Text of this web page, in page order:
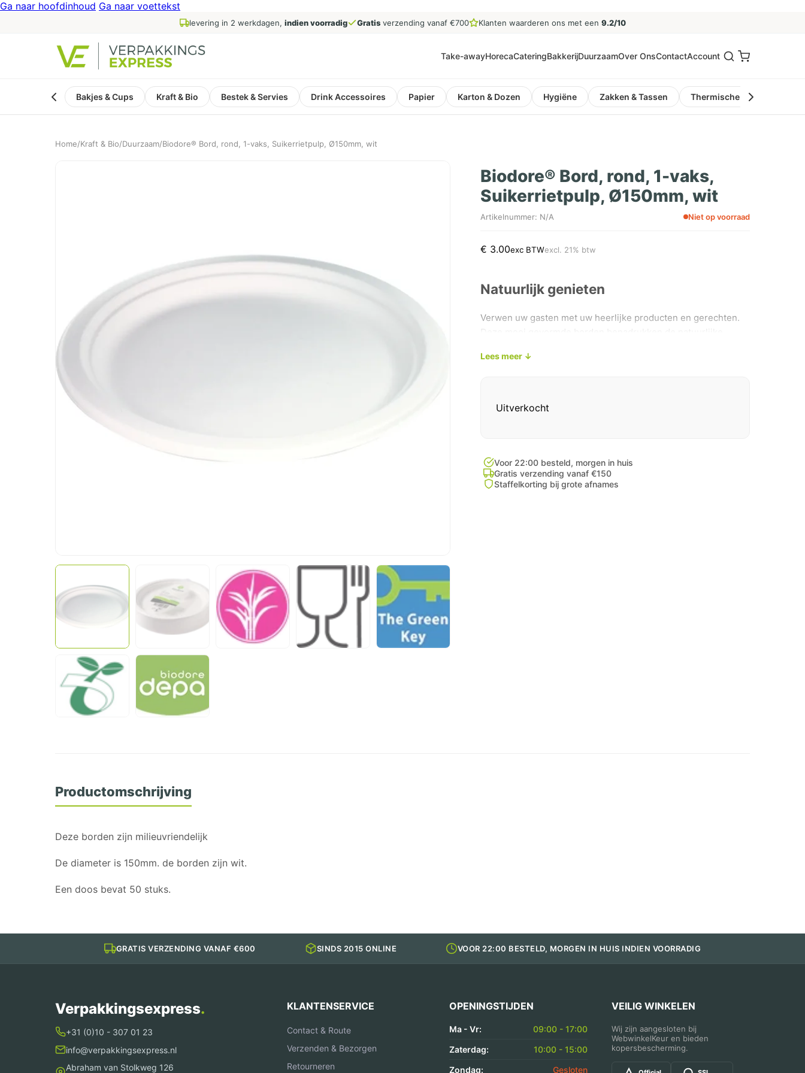
Ga naar hoofdinhoud Ga naar voettekst
levering in 2 werkdagen, indien voorradig Gratisverzending vanaf €700 Klanten waarderen ons met een 9.2/10
Take-awayHorecaCateringBakkerijDuurzaamOver OnsContactAccount
Bakjes & Cups Kraft & Bio Bestek & Servies Drink Accessoires Papier Karton & Dozen Hygiëne Zakken & Tassen Thermische Kassa- en
Home/Kraft & Bio/Duurzaam/Biodore® Bord, rond, 1-vaks, Suikerrietpulp, Ø150mm, wit
Biodore® Bord, rond, 1-vaks,
Suikerrietpulp, Ø150mm, wit
Artikelnummer: N/A Niet op voorraad
€ 3.00exc BTWexcl. 21% btw
Natuurlijk genieten
Verwen uw gasten met uw heerlijke producten en gerechten.
Deze mooi gevormde borden benadrukken de natuurlijke
genieten van je maaltijden op een duurzame manier.
barbecues of op campings. De Biodore bord is beschikbaar in
diverse maten.
Lees meer ↓
Uitverkocht
Voor 22:00 besteld, morgen in huis
Gratis verzending vanaf €150
Staffelkorting bij grote afnames
Productomschrijving
Deze borden zijn milieuvriendelijk
De diameter is 150mm. de borden zijn wit.
Een doos bevat 50 stuks.
GRATIS VERZENDING VANAF €600 SINDS 2015 ONLINE VOOR 22:00 BESTELD, MORGEN IN HUIS INDIEN VOORRADIG
Verpakkingsexpress.
+31 (0)10 - 307 01 23
info@verpakkingsexpress.nl
Abraham van Stolkweg 126
KLANTENSERVICE
Contact & Route
Verzenden & Bezorgen
Retourneren
OPENINGSTIJDEN
Ma - Vr:
09:00 - 17:00
Zaterdag:
10:00 - 15:00
Zondag:
Gesloten
VEILIG WINKELEN
Wij zijn aangesloten bij
WebwinkelKeur en bieden
kopersbescherming.